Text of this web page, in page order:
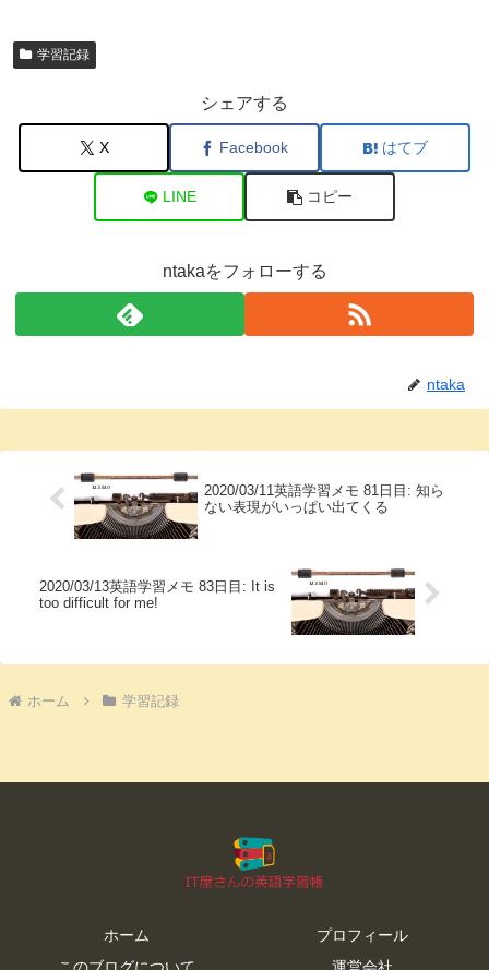
学習記録
シェアする
X Facebook はてブ
LINE コピー
ntakaをフォローする
ntaka
2020/03/11英語学習メモ 81日目: 知ら
ない表現がいっぱい出てくる
2020/03/13英語学習メモ 83日目: It is
too difficult for me!
ホーム 学習記録
ホーム
プロフィール